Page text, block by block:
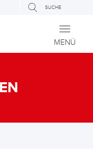
SUCHE
Toggle
MENÜ